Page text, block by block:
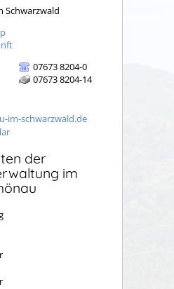
Schwarzwald
07673 8204-0
07673 8204-14
im-schwarzwald.de
der
im